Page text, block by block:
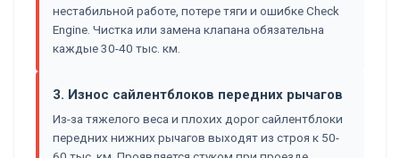
нестабильной работе, потере тяги и ошибке Check
Engine. Чистка или замена клапана обязательна
каждые 30-40 тыс. км.
3. Износ сайлентблоков передних рычагов
Из-за тяжелого веса и плохих дорог сайлентблоки
передних нижних рычагов выходят из строя к 50-